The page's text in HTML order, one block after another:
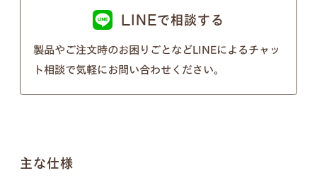
LINEで相談する
製品やご注文時のお困りごとなどLINEによるチャッ
ト相談で気軽にお問い合わせください。
主な仕様